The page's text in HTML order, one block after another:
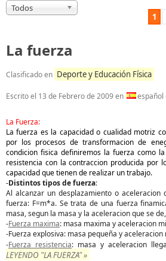
Todos
1
La fuerza
Clasificado en Deporte y Educación Física
Escrito el 13 de Febrero de 2009en español
La Fuerza:
La fuerza es la capacidad o cualidad motriz
por los procesos de transformacion de
condicion fisica definiremos la fuerza como
resistencia con la contraccion producida por
capacidad que tienen de realizar un trabajo.
-Distintos tipos de fuerza:
Al alcanzar un desplazamiento o aceleracion
fuerza: F=m*a. Se trata de una fuerza
masa, segun la masa y la aceleracion que se
-Fuerza maxima: masa maxima y aceleracion
-Fuerza explosiva: masa pequeña y aceleracion
-Fuerza resistencia: masa y aceleracion
LEYENDO "LA FUERZA" »